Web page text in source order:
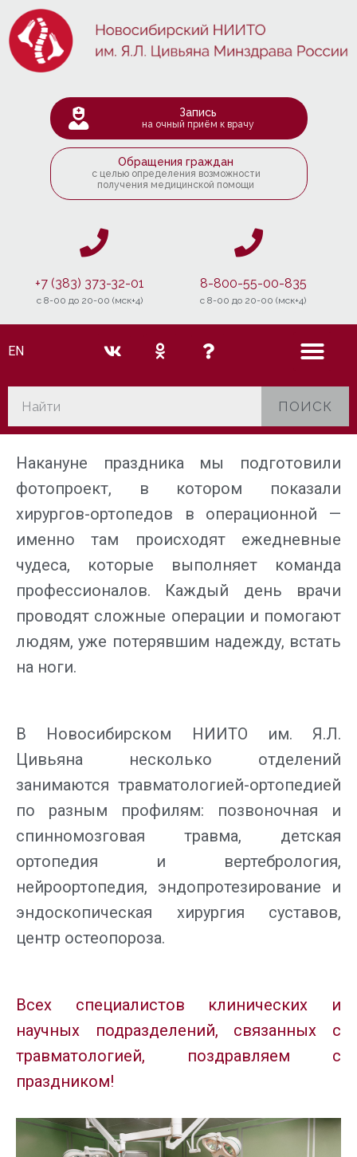
Запись
на очный приём к врачу
Обращения граждан
с целью определения возможности
получения медицинской помощи
+7 (383) 373-32-01
c 8-00 до 20-00 (мск+4)
8-800-55-00-835
c 8-00 до 20-00 (мск+4)
EN
ПОИСК
Накануне праздника мы подготовили
фотопроект, в котором показали
хирургов-ортопедов в операционной —
именно там происходят ежедневные
чудеса, которые выполняет команда
профессионалов. Каждый день врачи
проводят сложные операции и помогают
людям, уже потерявшим надежду, встать
на ноги.
В Новосибирском НИИТО им. Я.Л.
Цивьяна несколько отделений
занимаются травматологией-ортопедией
по разным профилям: позвоночная и
спинномозговая травма, детская
ортопедия и вертебрология,
нейроортопедия, эндопротезирование и
эндоскопическая хирургия суставов,
центр остеопороза.
Всех специалистов клинических и
научных подразделений, связанных с
травматологией, поздравляем с
праздником!